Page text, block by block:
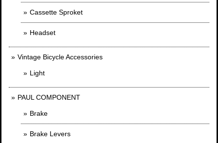
Cassette Sproket
Headset
Vintage Bicycle Accessories
Light
PAUL COMPONENT
Brake
Brake Levers